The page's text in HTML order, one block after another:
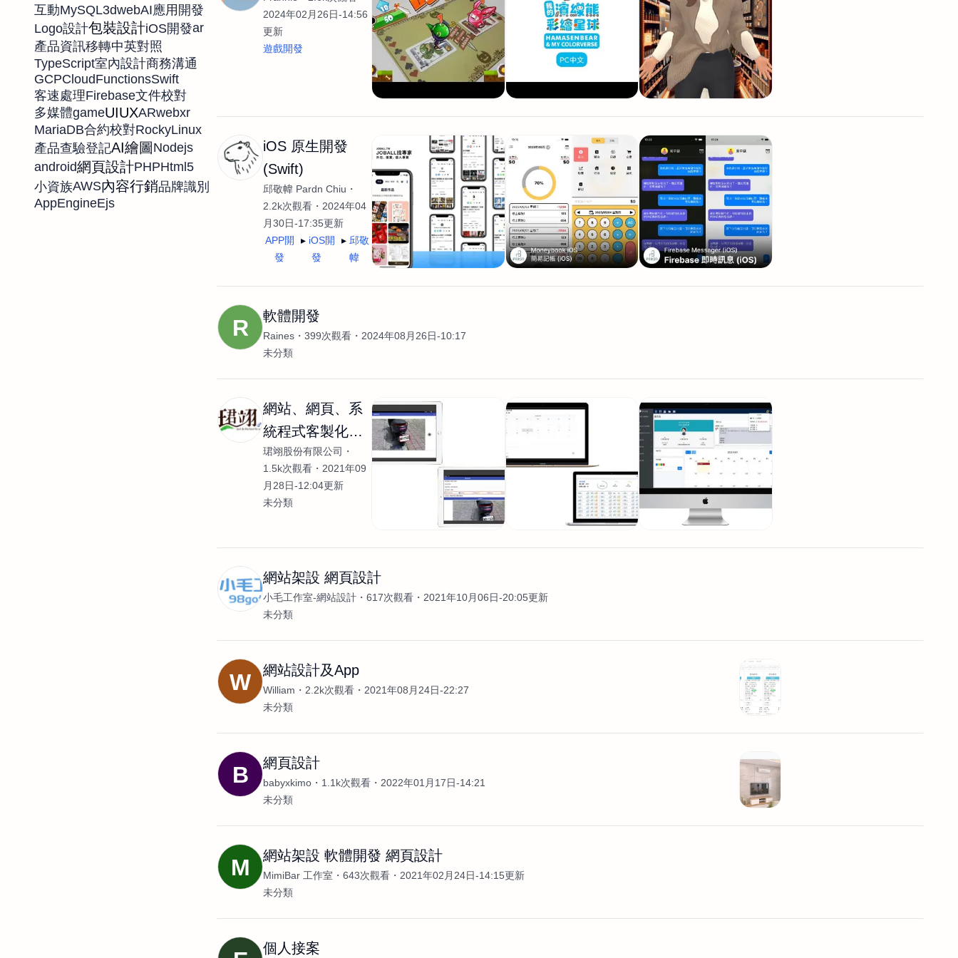
互動MySQL3dwebAI應用開發
Logo設計包裝設計iOS開發ar
產品資訊移轉中英對照
TypeScript室內設計商務溝通
GCPCloudFunctionsSwift
客速處理Firebase文件校對
多媒體gameUIUXARwebxr
MariaDB合約校對RockyLinux
產品查驗登記AI繪圖 Nodejs
android網頁設計PHPHtml5
小資族AWS內容行銷品牌識別
AppEngineEjs
2024年02月26日-14:56
更新
遊戲開發
iOS 原生開發
(Swift)
邱敬幃 Pardn Chiu
2.2k次觀看
2024年04
月30日-17:35更新
APP開
發
iOS開
發
邱敬
幃
R 軟體開發
Raines 399次觀看
2024年08月26日-10:17
未分類
網站、網頁、系
統程式客製化開
發
珺翊股份有限公司
1.5k次觀看
2021年09
月28日-12:04更新
未分類
網站架設 網頁設計
小毛工作室-網站設計 617次觀看
2021年10月06日-20:05更新
未分類
W 網站設計及App
William 2.2k次觀看
2021年08月24日-22:27
未分類
B 網頁設計
babyxkimo 1.1k次觀看
2022年01月17日-14:21
未分類
M 網站架設 軟體開發 網頁設計
MimiBar 工作室 643次觀看
2021年02月24日-14:15更新
未分類
個人接案